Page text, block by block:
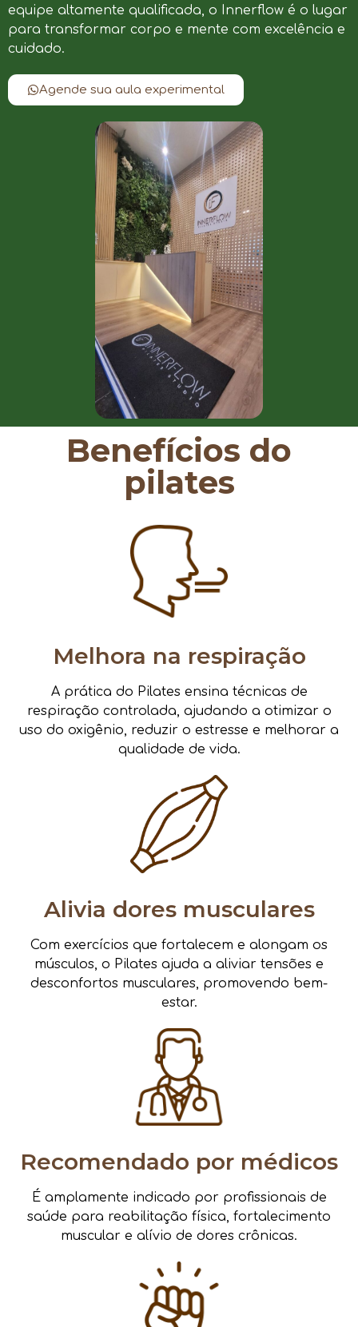
equipe altamente qualificada, o Innerflow é o lugar
para transformar corpo e mente com excelência e
cuidado.
Agende sua aula experimental
Benefícios do
pilates
Melhora na respiração
A prática do Pilates ensina técnicas de
respiração controlada, ajudando a otimizar o
uso do oxigênio, reduzir o estresse e melhorar a
qualidade de vida.
Alivia dores musculares
Com exercícios que fortalecem e alongam os
músculos, o Pilates ajuda a aliviar tensões e
desconfortos musculares, promovendo bem-
estar.
Recomendado por médicos
É amplamente indicado por profissionais de
saúde para reabilitação física, fortalecimento
muscular e alívio de dores crônicas.